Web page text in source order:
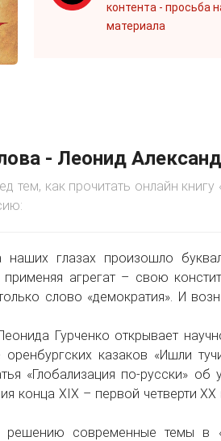
контента - просьба
материала
- Леонид
тем, как прочитать онлайн
наших глазах произошло
применяя агрегат – свою
слово «демократия». И
Гурченко открывает
оренбургских казаков «Ишли
«Глобализация по-русски»
конца XIX – первой четверти
решению современные темы в